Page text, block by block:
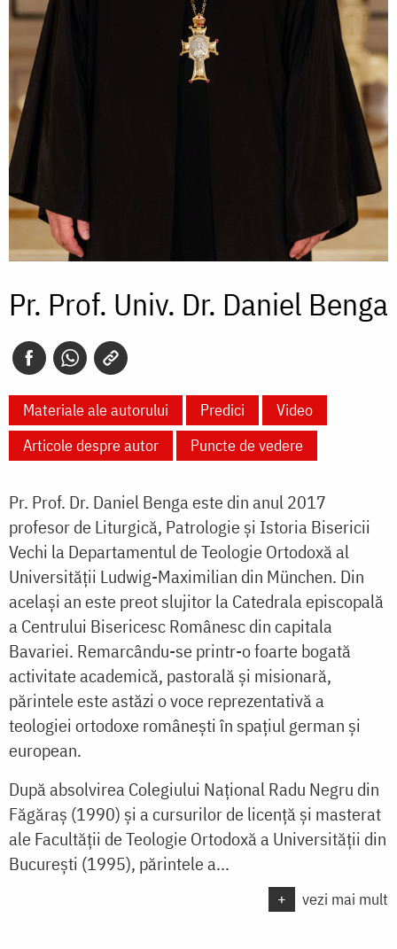
Pr. Prof. Univ. Dr. Daniel Benga
Materiale ale autorului Predici
Video
Articole despre autor
Puncte de vedere
Pr. Prof. Dr. Daniel Benga este din anul 2017
profesor de Liturgică, Patrologie și Istoria Bisericii
Vechi la Departamentul de Teologie Ortodoxă al
Universității Ludwig-Maximilian din München. Din
același an este preot slujitor la Catedrala episcopală
a Centrului Bisericesc Românesc din capitala
Bavariei. Remarcându-se printr-o foarte bogată
activitate academică, pastorală și misionară,
părintele este astăzi o voce reprezentativă a
teologiei ortodoxe românești în spațiul german și
european.
După absolvirea Colegiului Național Radu Negru din
Făgăraș (1990) și a cursurilor de licență și masterat
ale Facultății de Teologie Ortodoxă a Universității din
București (1995), părintele a...
+ vezi mai mult